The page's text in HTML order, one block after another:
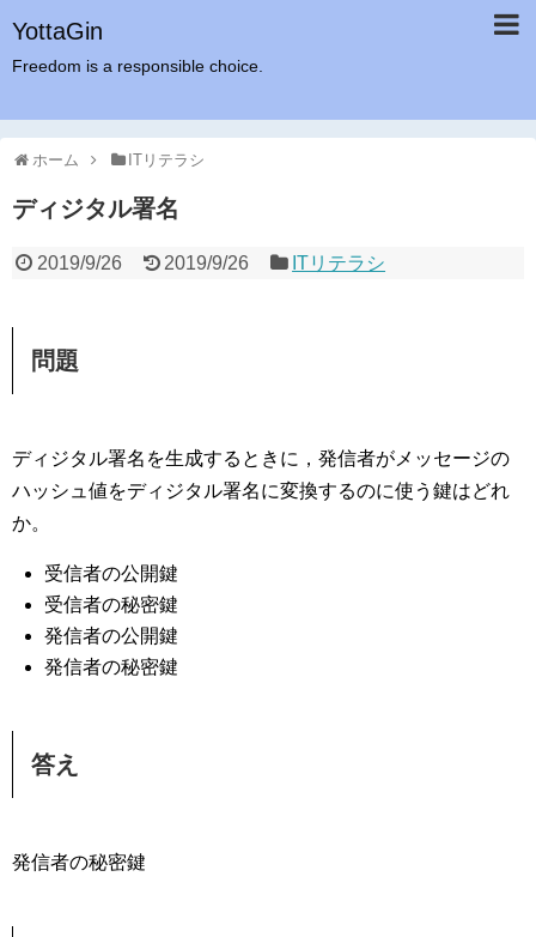
YottaGin
Freedom is a responsible choice.
ホーム ITリテラシ
ディジタル署名
2019/9/26 2019/9/26 ITリテラシ
問題
ディジタル署名を生成するときに，発信者がメッセージの
ハッシュ値をディジタル署名に変換するのに使う鍵はどれ
か。
受信者の公開鍵
受信者の秘密鍵
発信者の公開鍵
発信者の秘密鍵
答え
発信者の秘密鍵